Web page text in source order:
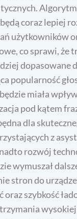
coraz lepiej
użytkowników
co sprawi, że
dopasowane
popularność
miała
pod kątem
dla
z
rozwój
wymuszał
stron do
oraz szybkość